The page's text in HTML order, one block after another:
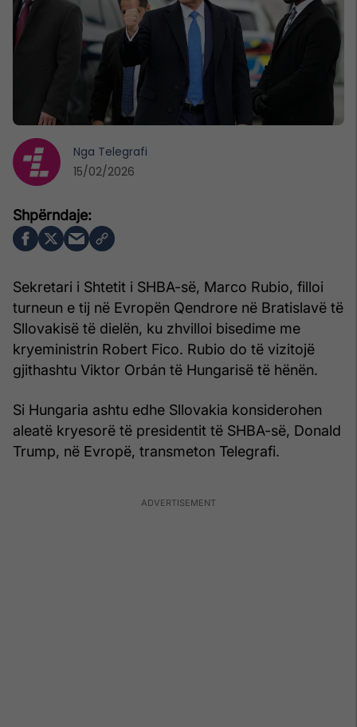
Sekretari i Shtetit i SHBA-së, Marco Rubio, filloi
turneun e tij në Evropën Qendrore në Bratislavë të
Sllovakisë të dielën, ku zhvilloi bisedime me
kryeministrin Robert Fico. Rubio do të vizitojë
gjithashtu Viktor Orbán të Hungarisë të hënën.
Si Hungaria ashtu edhe Sllovakia konsiderohen
aleatë kryesorë të presidentit të SHBA-së, Donald
Trump, në Evropë, transmeton Telegrafi.
Nga Telegrafi
15/02/2026